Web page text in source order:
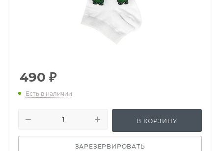
490 ₽
Есть в наличии
В КОРЗИНУ
ЗАРЕЗЕРВИРОВАТЬ